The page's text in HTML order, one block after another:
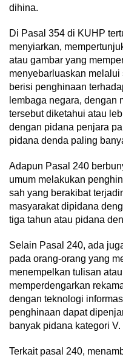
dihina.
Di Pasal 354 di KUHP
menyiarkan,
atau gambar yang
menyebarluaskan
berisi penghinaan
lembaga negara, dengan
tersebut diketahui atau
dengan pidana penjara
pidana denda paling
Adapun Pasal 240
umum melakukan
sah yang berakibat
masyarakat dipidana
tiga tahun atau pidana
Selain Pasal 240, ada
pada orang-orang yang
menempelkan tulisan
memperdengarkan
dengan teknologi
penghinaan dapat
banyak pidana kategori V.
Terkait pasal 240,